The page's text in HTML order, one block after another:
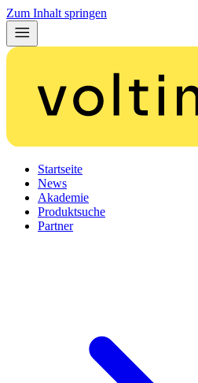
Zum Inhalt springen
Startseite
News
Akademie
Produktsuche
Partner